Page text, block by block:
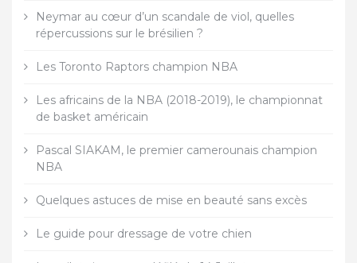
Neymar au cœur d’un scandale de viol, quelles
répercussions sur le brésilien ?
Les Toronto Raptors champion NBA
Les africains de la NBA (2018-2019), le championnat
de basket américain
Pascal SIAKAM, le premier camerounais champion
NBA
Quelques astuces de mise en beauté sans excès
Le guide pour dressage de votre chien